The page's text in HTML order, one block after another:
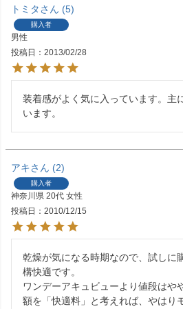
トミタ 5
購入者
男性
投稿日
2013/02/28
装着感がよく気に入っています。主
います。
アキ 2
購入者
神奈川県 20代 女性
投稿日
2010/12/15
乾燥が気になる時期なので、試しに
構快適です。
ワンデーアキュビューより値段はや
額を「快適料」と考えれば、やはり